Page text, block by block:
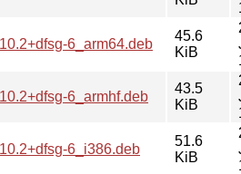
6_arm64.deb
45.6
KiB
6_armhf.deb
43.5
KiB
6_i386.deb
51.6
KiB